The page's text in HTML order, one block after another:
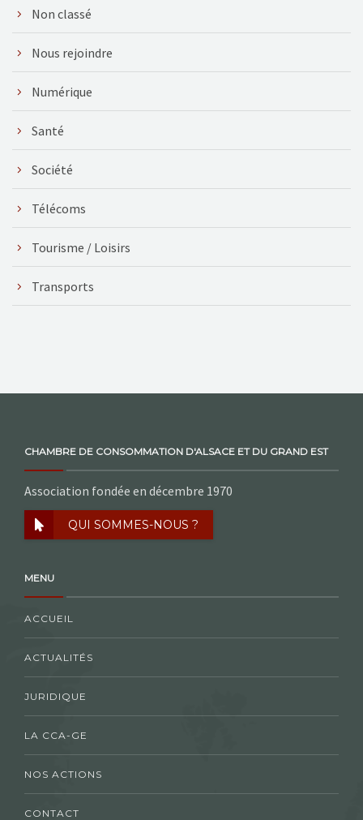
Non classé
Nous rejoindre
Numérique
Santé
Société
Télécoms
Tourisme / Loisirs
Transports
CHAMBRE DE CONSOMMATION D'ALSACE ET DU GRAND EST
Association fondée en décembre 1970
QUI SOMMES-NOUS ?
MENU
ACCUEIL
ACTUALITÉS
JURIDIQUE
LA CCA-GE
NOS ACTIONS
CONTACT